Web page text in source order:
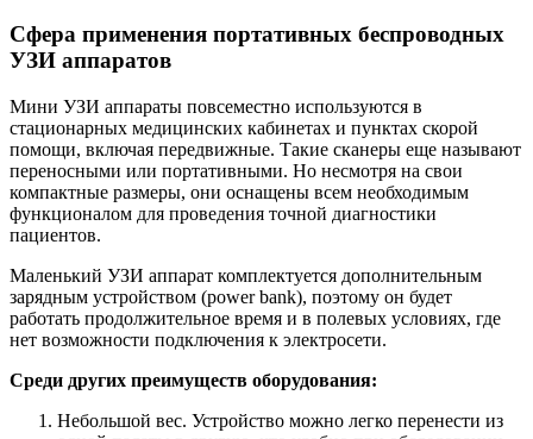
Сфера применения портативных беспроводных
УЗИ аппаратов
Мини УЗИ аппараты повсеместно используются в
стационарных медицинских кабинетах и пунктах скорой
помощи, включая передвижные. Такие сканеры еще называют
переносными или портативными. Но несмотря на свои
компактные размеры, они оснащены всем необходимым
функционалом для проведения точной диагностики
пациентов.
Маленький УЗИ аппарат комплектуется дополнительным
зарядным устройством (power bank), поэтому он будет
работать продолжительное время и в полевых условиях, где
нет возможности подключения к электросети.
Среди других преимуществ оборудования:
Небольшой вес. Устройство можно легко перенести из